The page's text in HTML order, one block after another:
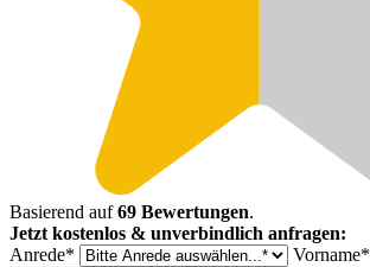
Basierend auf69 Bewertungen.
Jetzt kostenlos & unverbindlich anfragen:
Anrede*
Vorname*